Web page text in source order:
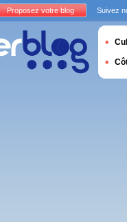
Proposez votre blog Suivez